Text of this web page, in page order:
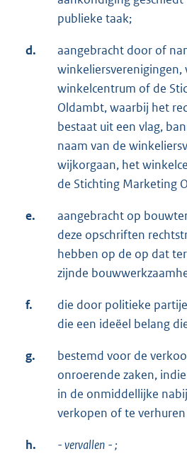
publieke taak;
d.
aangebracht door of
winkelcentrum of de
Oldambt, waarbij het
bestaat uit een vlag,
naam van de
wijkorgaan, het
de Stichting Marketing
e.
aangebracht op
deze opschriften
hebben op de op dat
zijnde
f.
die door politieke
die een ideëel belang
g.
bestemd voor de
onroerende zaken,
in de onmiddellijke
verkopen of te verhuren
h. -vervallen -;